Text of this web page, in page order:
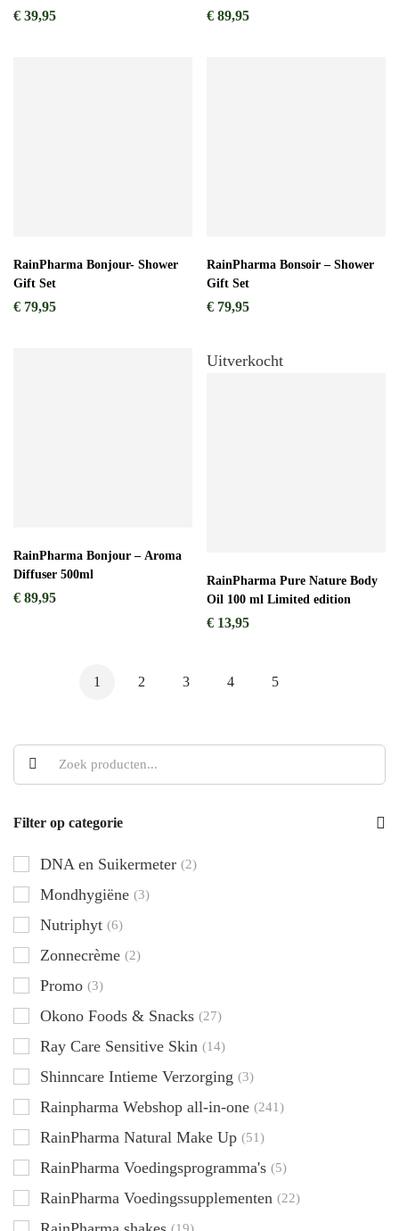
Filter op categorie
DNA en Suikermeter (2)
Mondhygiëne (3)
Nutriphyt (6)
Zonnecrème (2)
Promo (3)
Okono Foods & Snacks (27)
Ray Care Sensitive Skin (14)
Shinncare Intieme Verzorging (3)
Rainpharma Webshop all-in-one (241)
RainPharma Natural Make Up (51)
RainPharma Voedingsprogramma's (5)
RainPharma Voedingssupplementen (22)
(19)
€ 39,95 € 89,95
RainPharma Bonjour- Shower
Gift Set
€ 79,95
RainPharma Bonsoir – Shower
Gift Set
€ 79,95
RainPharma Bonjour – Aroma
Diffuser 500ml
€ 89,95
Uitverkocht
RainPharma Pure Nature Body
Oil 100 ml Limited edition
€ 13,95
1 2 3 4 5